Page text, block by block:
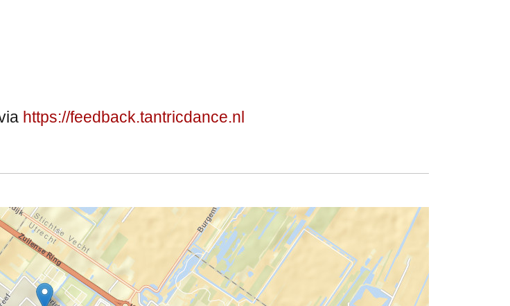
https://feedback.tantricdance.nl